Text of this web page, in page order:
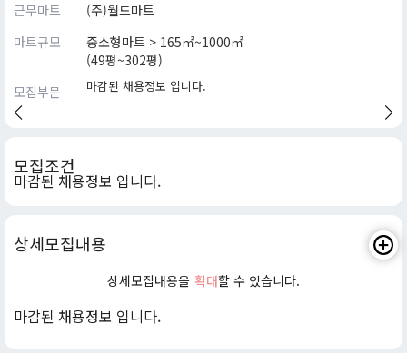
근무마트
(주)월드마트
마트규모
중소형마트 > 165㎡~1000㎡
(49평~302평)
모집부문
마감된 채용정보 입니다.
모집조건
마감된 채용정보 입니다.
상세모집내용
상세모집내용을 확대할 수 있습니다.
마감된 채용정보 입니다.